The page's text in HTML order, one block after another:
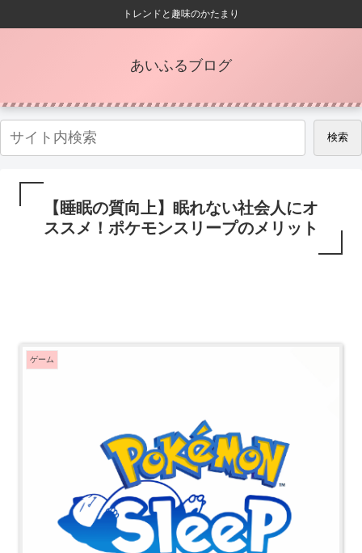
トレンドと趣味のかたまり
あいふるブログ
検索
【睡眠の質向上】眠れない社会人にオ
ススメ！ポケモンスリープのメリット
ゲーム